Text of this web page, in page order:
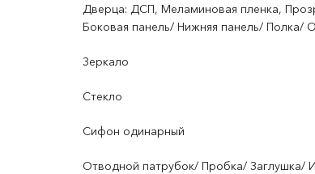
Дверца: ДСП, Меламиновая пленка,
Боковая панель/ Нижняя панель/ Полка/
Зеркало
Стекло
Сифон одинарный
Отводной патрубок/ Пробка/ Заглушка/